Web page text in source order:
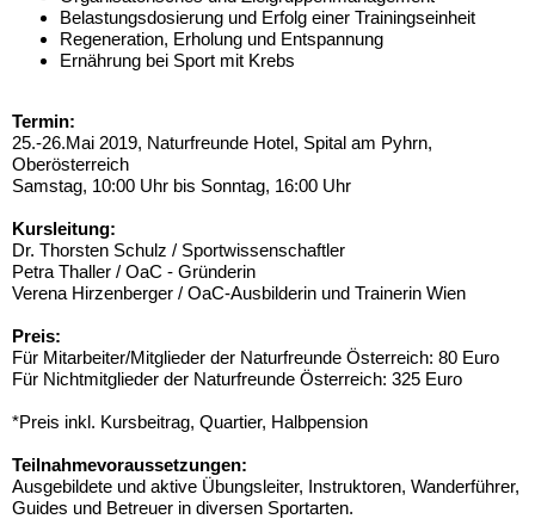
Belastungsdosierung und Erfolg einer Trainingseinheit
Regeneration, Erholung und Entspannung
Ernährung bei Sport mit Krebs
Termin:
25.-26.Mai 2019, Naturfreunde Hotel, Spital am Pyhrn,
Oberösterreich
Samstag, 10:00 Uhr bis Sonntag, 16:00 Uhr
Kursleitung:
Dr. Thorsten Schulz / Sportwissenschaftler
Petra Thaller / OaC - Gründerin
Verena Hirzenberger / OaC-Ausbilderin und Trainerin Wien
Preis:
Für Mitarbeiter/Mitglieder der Naturfreunde Österreich: 80 Euro
Für Nichtmitglieder der Naturfreunde Österreich: 325 Euro
*Preis inkl. Kursbeitrag, Quartier, Halbpension
Teilnahmevoraussetzungen:
Ausgebildete und aktive Übungsleiter, Instruktoren, Wanderführer,
Guides und Betreuer in diversen Sportarten.